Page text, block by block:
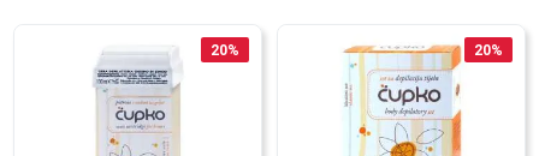
20% 20%